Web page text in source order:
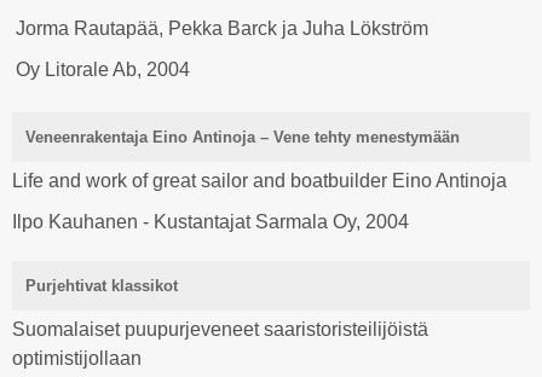
Jorma Rautapää, Pekka Barck ja Juha Lökström
Oy Litorale Ab, 2004
Veneenrakentaja Eino Antinoja – Vene tehty menestymään
Life and work of great sailor and boatbuilder Eino Antinoja
Ilpo Kauhanen - Kustantajat Sarmala Oy, 2004
Purjehtivat klassikot
Suomalaiset puupurjeveneet saaristoristeilijöistä
optimistijollaan